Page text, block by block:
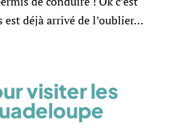
est déjà arrivé de l’oublier…
visiter les